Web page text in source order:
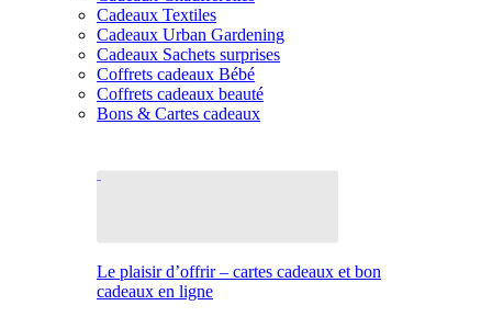
Cadeaux Textiles
Cadeaux Urban Gardening
Cadeaux Sachets surprises
Coffrets cadeaux Bébé
Coffrets cadeaux beauté
Bons & Cartes cadeaux
Le plaisir d’offrir – cartes cadeaux et bon
cadeaux en ligne